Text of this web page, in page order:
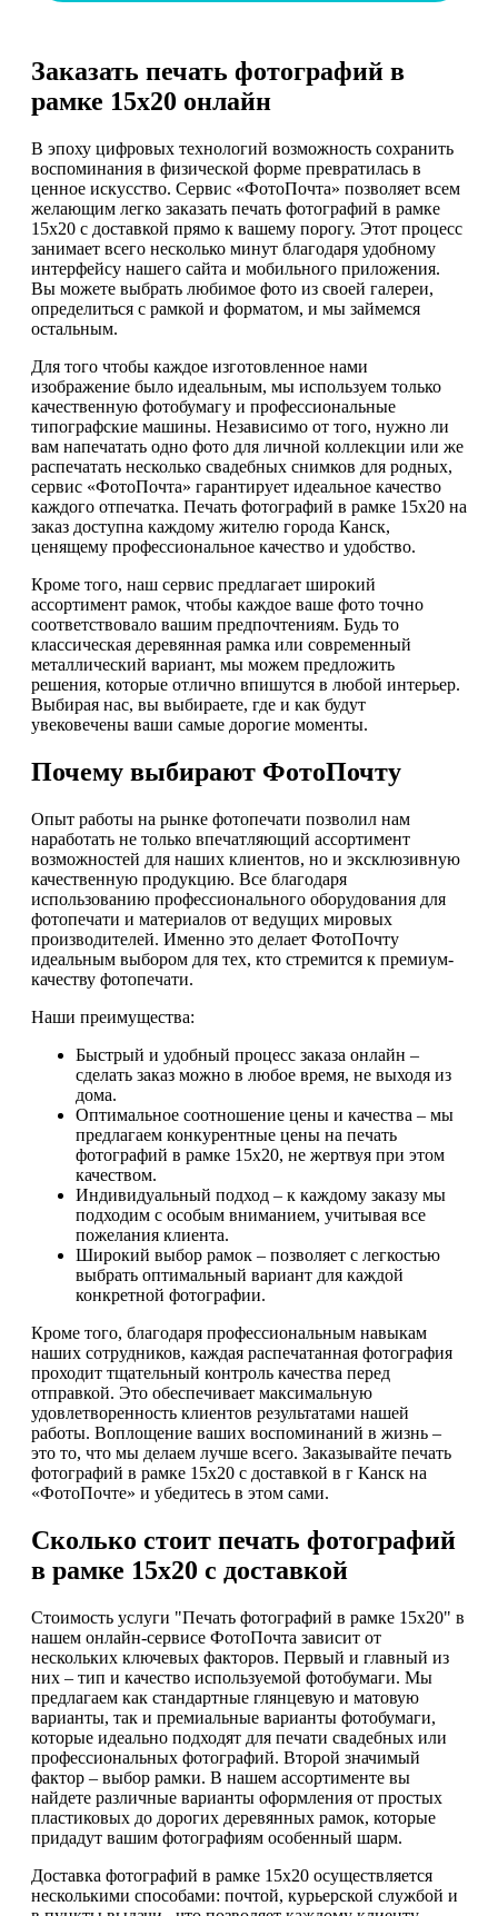
Заказать печать фотографий в
рамке 15х20 онлайн
В эпоху цифровых технологий возможность сохранить
воспоминания в физической форме превратилась в
ценное искусство. Сервис «ФотоПочта» позволяет всем
желающим легко заказать печать фотографий в рамке
15х20 с доставкой прямо к вашему порогу. Этот процесс
занимает всего несколько минут благодаря удобному
интерфейсу нашего сайта и мобильного приложения.
Вы можете выбрать любимое фото из своей галереи,
определиться с рамкой и форматом, и мы займемся
остальным.
Для того чтобы каждое изготовленное нами
изображение было идеальным, мы используем только
качественную фотобумагу и профессиональные
типографские машины. Независимо от того, нужно ли
вам напечатать одно фото для личной коллекции или же
распечатать несколько свадебных снимков для родных,
сервис «ФотоПочта» гарантирует идеальное качество
каждого отпечатка. Печать фотографий в рамке 15х20 на
заказ доступна каждому жителю города Канск,
ценящему профессиональное качество и удобство.
Кроме того, наш сервис предлагает широкий
ассортимент рамок, чтобы каждое ваше фото точно
соответствовало вашим предпочтениям. Будь то
классическая деревянная рамка или современный
металлический вариант, мы можем предложить
решения, которые отлично впишутся в любой интерьер.
Выбирая нас, вы выбираете, где и как будут
увековечены ваши самые дорогие моменты.
Почему выбирают ФотоПочту
Опыт работы на рынке фотопечати позволил нам
наработать не только впечатляющий ассортимент
возможностей для наших клиентов, но и эксклюзивную
качественную продукцию. Все благодаря
использованию профессионального оборудования для
фотопечати и материалов от ведущих мировых
производителей. Именно это делает ФотоПочту
идеальным выбором для тех, кто стремится к премиум-
качеству фотопечати.
Наши преимущества:
Быстрый и удобный процесс заказа онлайн –
сделать заказ можно в любое время, не выходя из
дома.
Оптимальное соотношение цены и качества – мы
предлагаем конкурентные цены на печать
фотографий в рамке 15х20, не жертвуя при этом
качеством.
Индивидуальный подход – к каждому заказу мы
подходим с особым вниманием, учитывая все
пожелания клиента.
Широкий выбор рамок – позволяет с легкостью
выбрать оптимальный вариант для каждой
конкретной фотографии.
Кроме того, благодаря профессиональным навыкам
наших сотрудников, каждая распечатанная фотография
проходит тщательный контроль качества перед
отправкой. Это обеспечивает максимальную
удовлетворенность клиентов результатами нашей
работы. Воплощение ваших воспоминаний в жизнь –
это то, что мы делаем лучше всего. Заказывайте печать
фотографий в рамке 15х20 с доставкой в г Канск на
«ФотоПочте» и убедитесь в этом сами.
Сколько стоит печать фотографий
в рамке 15х20 с доставкой
Стоимость услуги "Печать фотографий в рамке 15х20" в
нашем онлайн-сервисе ФотоПочта зависит от
нескольких ключевых факторов. Первый и главный из
них – тип и качество используемой фотобумаги. Мы
предлагаем как стандартные глянцевую и матовую
варианты, так и премиальные варианты фотобумаги,
которые идеально подходят для печати свадебных или
профессиональных фотографий. Второй значимый
фактор – выбор рамки. В нашем ассортименте вы
найдете различные варианты оформления от простых
пластиковых до дорогих деревянных рамок, которые
придадут вашим фотографиям особенный шарм.
Доставка фотографий в рамке 15х20 осуществляется
несколькими способами: почтой, курьерской службой и